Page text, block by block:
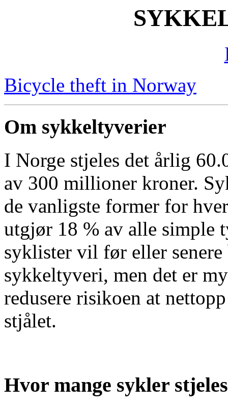
Bicycle theft in Norway
Om sykkeltyverier
I Norge stjeles det årlig
av 300 millioner kroner.
de vanligste former for
utgjør 18 % av alle simple
syklister vil før eller
sykkeltyveri, men det er
redusere risikoen at
stjålet.
Hvor mange sykler